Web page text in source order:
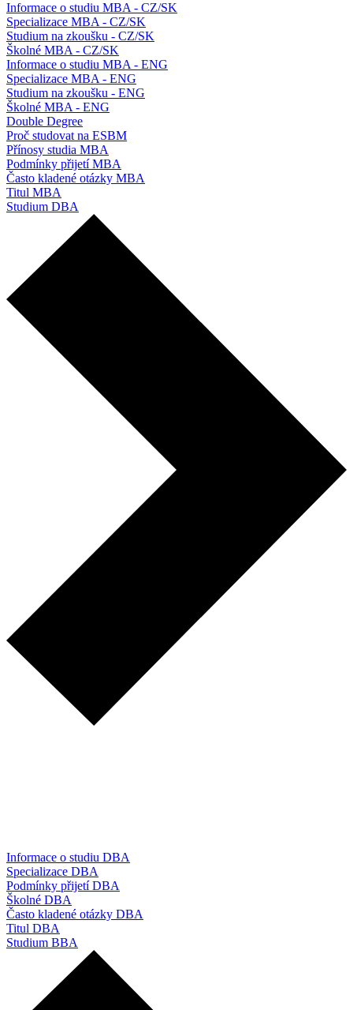
Informace o studiu MBA - CZ/SK
Specializace MBA - CZ/SK
Studium na zkoušku - CZ/SK
Školné MBA - CZ/SK
Informace o studiu MBA - ENG
Specializace MBA - ENG
Studium na zkoušku - ENG
Školné MBA - ENG
Double Degree
Proč studovat na ESBM
Přínosy studia MBA
Podmínky přijetí MBA
Často kladené otázky MBA
Titul MBA
Studium DBA
Informace o studiu DBA
Specializace DBA
Podmínky přijetí DBA
Školné DBA
Často kladené otázky DBA
Titul DBA
Studium BBA